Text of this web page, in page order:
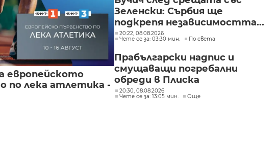
европейското
по лека атлетика -
Зеленски: Сърбия ще
подкрепя независимостта...
20:22, 08.08.2026
Чете се за: 03:30 мин.
По света
Прабългарски надпис и
смущаващи погребални
обреди в Плиска
20:30, 08.08.2026
Чете се за: 13:05 мин.
Още